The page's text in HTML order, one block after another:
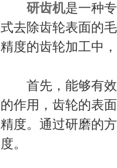
研齿机是一种
式去除齿轮表面的
精度的齿轮加工中
首先，能够有效
的作用，齿轮的表
精度。通过研磨的
度。